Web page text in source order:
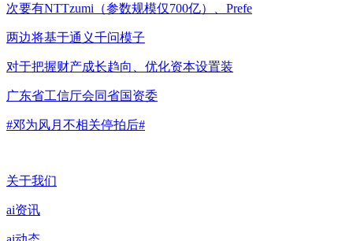
次要有NTTzumi（参数规模仅700亿）、Prefe
两边将基于通义千问模子
对于把握财产成长趋向、优化资本设置装
广东省工信厅会同省国资委
#邓为风月不相关停拍后#
关于我们
ai资讯